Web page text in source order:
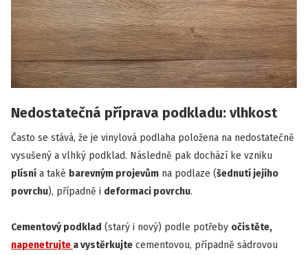
Nedostatečná příprava podkladu: vlhkost
Často se stává, že je vinylová podlaha položena na nedostatečně
vysušený a vlhký podklad. Následně pak dochází ke vzniku
plísní a také barevným projevům na podlaze (šednutí jejího
povrchu), případně i deformaci povrchu.
Cementový podklad (starý i nový) podle potřeby očistěte,
napenetrujte a vystěrkujte cementovou, případně sádrovou